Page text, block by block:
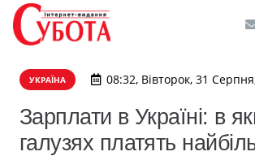
УКРАЇНА 08:32, Вівторок, 31
Зарплати в Україні: в
галузях платять